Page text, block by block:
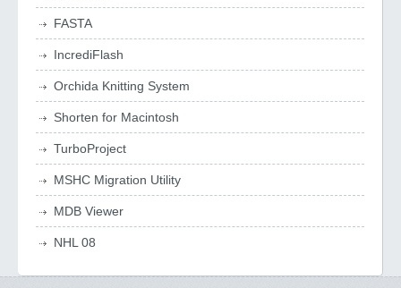
FASTA
IncrediFlash
Orchida Knitting System
Shorten for Macintosh
TurboProject
MSHC Migration Utility
MDB Viewer
NHL 08